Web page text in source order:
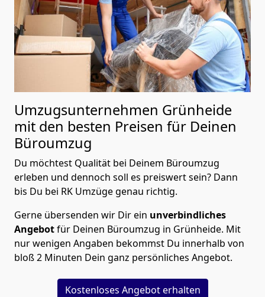
Umzugsunternehmen Grünheide
mit den besten Preisen für Deinen
Büroumzug
Du möchtest Qualität bei Deinem Büroumzug
erleben und dennoch soll es preiswert sein? Dann
bis Du bei RK Umzüge genau richtig.
Gerne übersenden wir Dir ein unverbindliches
Angebotfür Deinen Büroumzug in Grünheide. Mit
nur wenigen Angaben bekommst Du innerhalb von
bloß 2 Minuten Dein ganz persönliches Angebot.
Kostenloses Angebot erhalten